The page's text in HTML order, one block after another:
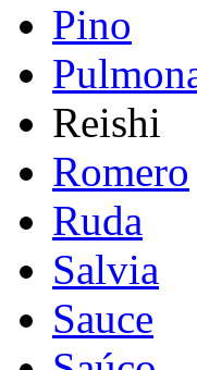
Pino
Reishi
Romero
Ruda
Salvia
Sauce